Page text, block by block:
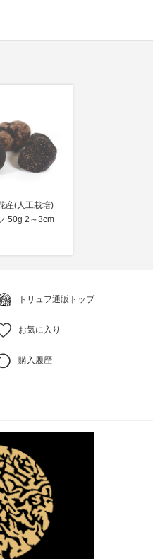
産(人工栽培)
50g 2～3cm
トリュフ通販トップ
お気に入り
購入履歴